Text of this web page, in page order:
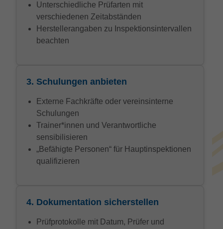
Unterschiedliche Prüfarten mit
verschiedenen Zeitabständen
Herstellerangaben zu Inspektionsintervallen
beachten
3. Schulungen anbieten
Externe Fachkräfte oder vereinsinterne
Schulungen
Trainer*innen und Verantwortliche
sensibilisieren
„Befähigte Personen“ für Hauptinspektionen
qualifizieren
4. Dokumentation sicherstellen
Prüfprotokolle mit Datum, Prüfer und